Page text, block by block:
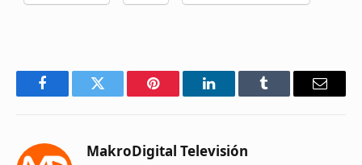
FacebookTwitter Pinterest LinkedInTumblr Email
MakroDigital Televisión